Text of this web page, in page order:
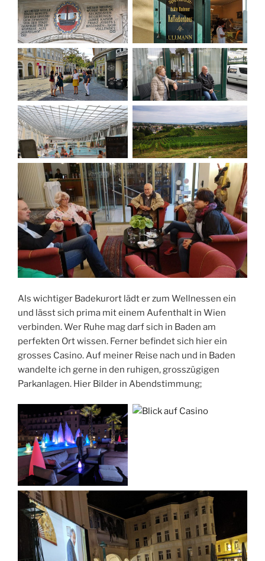
Als wichtiger Badekurort lädt er zum Wellnessen ein
und lässt sich prima mit einem Aufenthalt in Wien
verbinden. Wer Ruhe mag darf sich in Baden am
perfekten Ort wissen. Ferner befindet sich hier ein
grosses Casino. Auf meiner Reise nach und in Baden
wandelte ich gerne in den ruhigen, grosszügigen
Parkanlagen. Hier Bilder in Abendstimmung;